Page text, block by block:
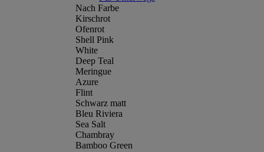
Nach Farbe
Kirschrot
Ofenrot
Shell Pink
White
Deep Teal
Meringue
Azure
Flint
Schwarz matt
Bleu Riviera
Sea Salt
Chambray
Bamboo Green